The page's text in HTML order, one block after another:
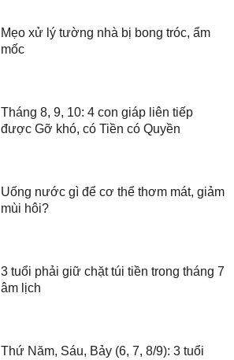
Mẹo xử lý tường nhà bị bong tróc, ẩm
mốc
Tháng 8, 9, 10: 4 con giáp liên tiếp
được Gỡ khó, có Tiền có Quyền
Uống nước gì để cơ thể thơm mát, giảm
mùi hôi?
3 tuổi phải giữ chặt túi tiền trong tháng 7
âm lịch
Thứ Năm, Sáu, Bảy (6, 7, 8/9): 3 tuổi